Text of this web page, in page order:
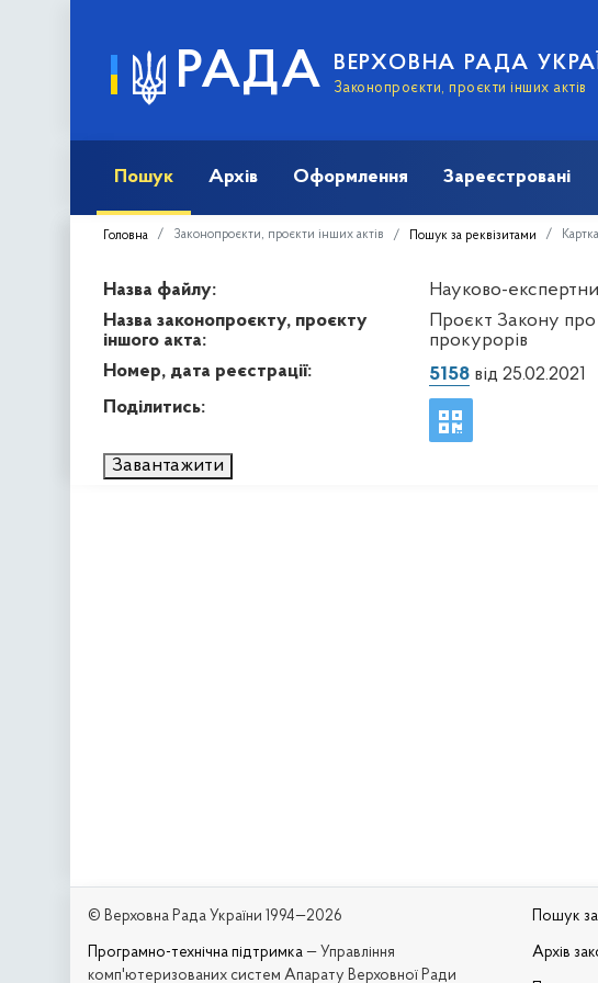
РАДА ВЕРХОВНА РАДА
Законопроєкти, проєкти інших актів
Пошук Архів Оформлення Зареєстровані
Головна Законопроєкти, проєкти інших актів Пошук за реквізитами
Назва файлу:
Науково-
Назва законопроєкту, проєкту
іншого акта:
Проєкт Закону про
прокурорів
Номер, дата реєстрації:
5158від 25.02.2021
Поділитись:
Завантажити
© Верховна Рада України 1994—2026
Програмно-технічна підтримка — Управління
комп'ютеризованих систем Апарату Верховної Ради
Пошук за
Архів